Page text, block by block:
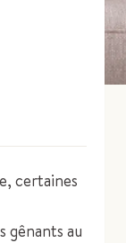
certaines
gênants au